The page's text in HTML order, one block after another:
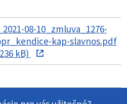
08-10_zmluva_1276-
kap-slavnos.pdf
kB)